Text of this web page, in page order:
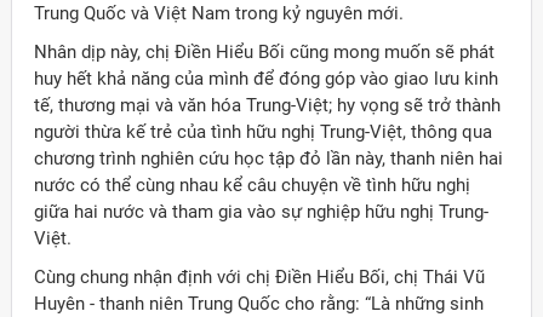
Trung Quốc và Việt Nam trong kỷ nguyên mới.
Nhân dịp này, chị Điền Hiểu Bối cũng mong muốn sẽ phát
huy hết khả năng của mình để đóng góp vào giao lưu kinh
tế, thương mại và văn hóa Trung-Việt; hy vọng sẽ trở thành
người thừa kế trẻ của tình hữu nghị Trung-Việt, thông qua
chương trình nghiên cứu học tập đỏ lần này, thanh niên hai
nước có thể cùng nhau kể câu chuyện về tình hữu nghị
giữa hai nước và tham gia vào sự nghiệp hữu nghị Trung-
Việt.
Cùng chung nhận định với chị Điền Hiểu Bối, chị Thái Vũ
Huyên - thanh niên Trung Quốc cho rằng: “Là những sinh